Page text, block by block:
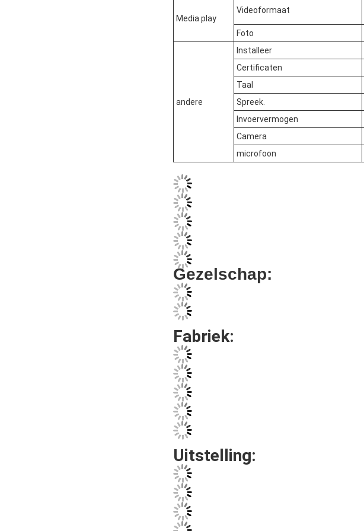
Media play
Videoformaat
Foto
andere
Installeer
Certificaten
Taal
Spreek.
Invoervermogen
Camera
microfoon
Gezelschap:
Fabriek:
Uitstelling: